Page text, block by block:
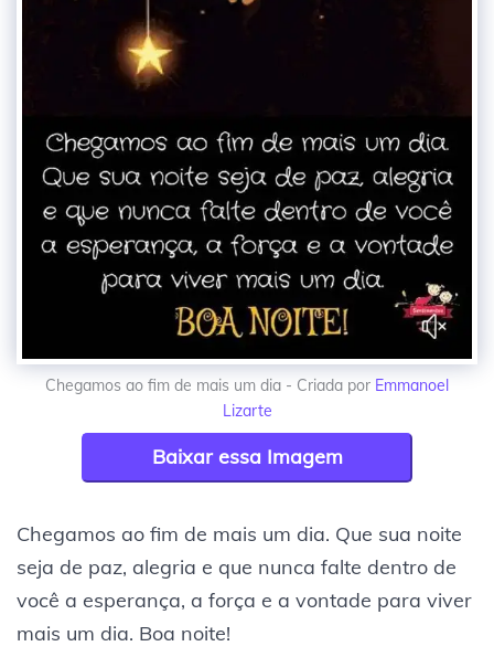
Chegamos ao fim de mais um dia - Criada por Emmanoel
Lizarte
Baixar essa Imagem
Chegamos ao fim de mais um dia. Que sua noite
seja de paz, alegria e que nunca falte dentro de
você a esperança, a força e a vontade para viver
mais um dia. Boa noite!